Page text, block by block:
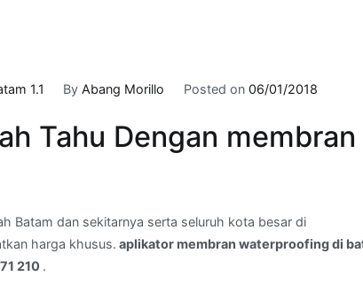
1.1 ByAbang Morillo Posted on 06/01/2018
Tahu Dengan membran
Batam dan sekitarnya serta seluruh kota besar di
harga khusus. aplikator membran waterproofing di
210 .